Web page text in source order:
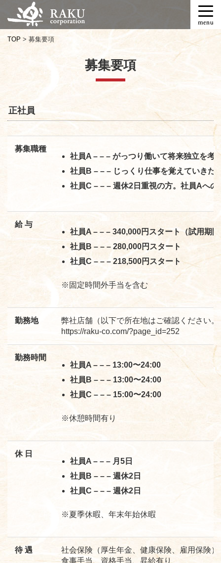
T
o
g
g
o
n
TOP > 募集要項
募集要項
正社員
募集職種
社員A – – – がっつり働いて将来独立を考
社員B – – – じっくり仕事を覚えていきた
社員C – – – 週休2日重視の方。社員Aへの
給 与
社員A – – – 340,000円スタート（試用期
社員B – – – 280,000円スタート
社員C – – – 218,500円スタート
※固定時間外手当を含む
勤務地
弊社店舗（以下で所在地はご確認ください。
https://raku-co.com/?page_id=252
勤務時間
社員A – – – 13:00〜24:00
社員B – – – 13:00〜24:00
社員C – – – 15:00〜24:00
※休憩時間有り
休 日
社員A – – – 月5日
社員B – – – 週休2日
社員C – – – 週休2日
※夏季休暇、年末年始休暇
待 遇
社会保険（厚生年金、健康保険、雇用保険
食事手当、資格手当、昇給有り